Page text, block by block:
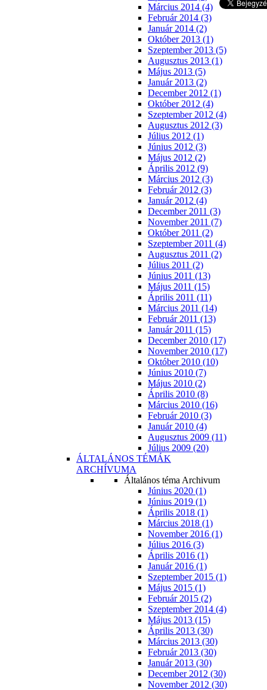
Március 2014 (4)
Február 2014 (3)
Január 2014 (2)
Október 2013 (1)
Szeptember 2013 (5)
Augusztus 2013 (1)
Május 2013 (5)
Január 2013 (2)
December 2012 (1)
Október 2012 (4)
Szeptember 2012 (4)
Augusztus 2012 (3)
Július 2012 (1)
Június 2012 (3)
Május 2012 (2)
Április 2012 (9)
Március 2012 (3)
Február 2012 (3)
Január 2012 (4)
December 2011 (3)
November 2011 (7)
Október 2011 (2)
Szeptember 2011 (4)
Augusztus 2011 (2)
Július 2011 (2)
Június 2011 (13)
Május 2011 (15)
Április 2011 (11)
Március 2011 (14)
Február 2011 (13)
Január 2011 (15)
December 2010 (17)
November 2010 (17)
Október 2010 (10)
Június 2010 (7)
Május 2010 (2)
Április 2010 (8)
Március 2010 (16)
Február 2010 (3)
Január 2010 (4)
Augusztus 2009 (11)
Július 2009 (20)
ÁLTALÁNOS TÉMÁK
ARCHÍVUMA
Általános téma Archivum
Június 2020 (1)
Június 2019 (1)
Április 2018 (1)
Március 2018 (1)
November 2016 (1)
Július 2016 (3)
Április 2016 (1)
Január 2016 (1)
Szeptember 2015 (1)
Május 2015 (1)
Február 2015 (2)
Szeptember 2014 (4)
Május 2013 (15)
Április 2013 (30)
Március 2013 (30)
Február 2013 (30)
Január 2013 (30)
December 2012 (30)
November 2012 (30)